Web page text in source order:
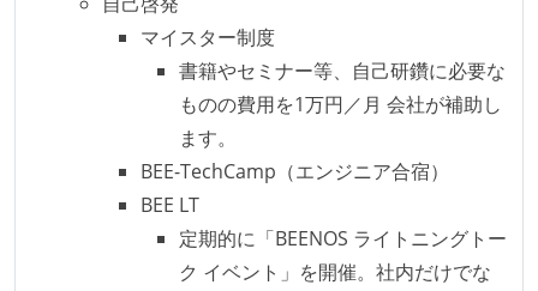
機能の実装と同時にテストコードを記述している
アジャイル実践状況
イテレーションの最後などに、定期的にチームでふり
かえりミーティングを行っている
継続的なデプロイ（デリバリー）を行っている
ワークフローの整備
全てのコードをバージョン管理ツールで管理している
マイスター制度
書籍やセミナー等、自己研鑽に必要な
ものの費用を1万円／月 会社が補助し
ます。
BEE-TechCamp（エンジニア合宿）
BEE LT
定期的に「BEENOS ライトニングトー
ク イベント」を開催。社内だけでな